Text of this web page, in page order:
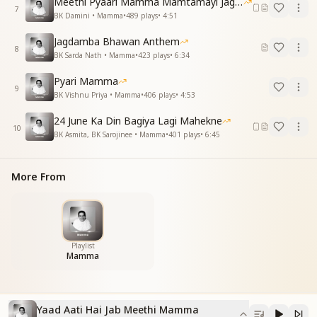
7
BK Damini • Mamma•489 plays• 4:51
8
Jagdamba Bhawan Anthem
BK Sarda Nath • Mamma•423 plays• 6:34
9
Pyari Mamma
BK Vishnu Priya • Mamma•406 plays• 4:53
10
24 June Ka Din Bagiya Lagi Mahekne
BK Asmita, BK Sarojinee • Mamma•401 plays• 6:45
More From
Playlist
Mamma
Yaad Aati Hai Jab Meethi Mamma